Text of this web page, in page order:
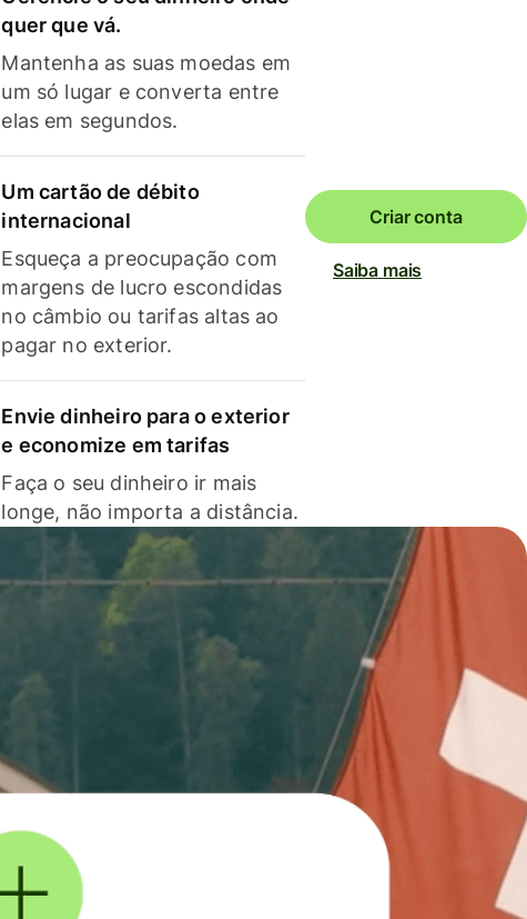
quer que vá.
Mantenha as suas moedas em
um só lugar e converta entre
elas em segundos.
Um cartão de débito
internacional
Esqueça a preocupação com
margens de lucro escondidas
no câmbio ou tarifas altas ao
pagar no exterior.
Envie dinheiro para o exterior
e economize em tarifas
Faça o seu dinheiro ir mais
longe, não importa a distância.
Criar conta
Saiba mais